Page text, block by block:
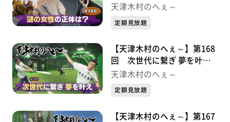
は？・・・金勢様シリーズ①
天津木村のへぇ～
定額見放題
【天津木村のへぇ～】第168
回 次世代に繋ぎ 夢を叶
え・・・久慈次郎シリーズ９
天津木村のへぇ～
定額見放題
【天津木村のへぇ～】第167